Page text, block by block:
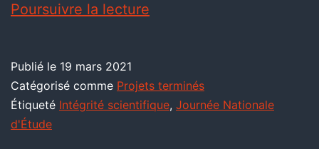
Poursuivre la lecture
Publié le 19 mars 2021
Catégorisé comme Projets terminés
Étiqueté Intégrité scientifique, Journée Nationale
d'Étude